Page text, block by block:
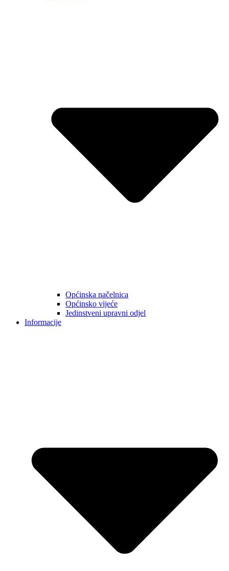
Općinska načelnica
Općinsko vijeće
Jedinstveni upravni odjel
Informacije